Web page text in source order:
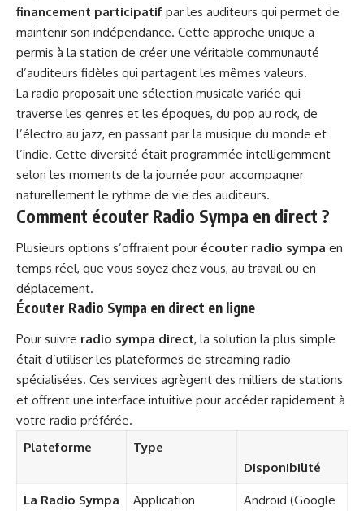
financement participatif par les auditeurs qui permet de
maintenir son indépendance. Cette approche unique a
permis à la station de créer une véritable communauté
d’auditeurs fidèles qui partagent les mêmes valeurs.
La radio proposait une sélection musicale variée qui
traverse les genres et les époques, du pop au rock, de
l’électro au jazz, en passant par la musique du monde et
l’indie. Cette diversité était programmée intelligemment
selon les moments de la journée pour accompagner
naturellement le rythme de vie des auditeurs.
Comment écouter Radio Sympa en direct ?
Plusieurs options s’offraient pour écouter radio sympa en
temps réel, que vous soyez chez vous, au travail ou en
déplacement.
Écouter Radio Sympa en direct en ligne
Pour suivre radio sympa direct, la solution la plus simple
était d’utiliser les plateformes de streaming radio
spécialisées. Ces services agrègent des milliers de stations
et offrent une interface intuitive pour accéder rapidement à
votre radio préférée.
Plateforme
Type
Disponibilité
La Radio Sympa
Application
Android (Google